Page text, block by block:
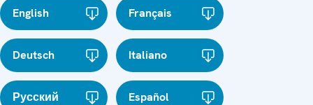
English Français
Deutsch Italiano
Русский Español